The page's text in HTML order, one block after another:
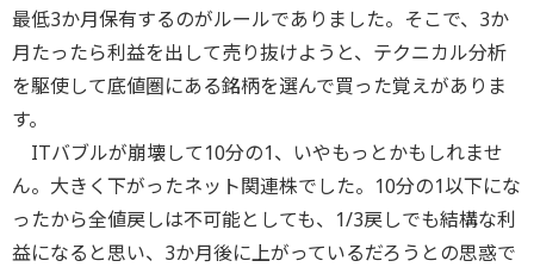
最低3か月保有するのがルールでありました。そこで、3か
月たったら利益を出して売り抜けようと、テクニカル分析
を駆使して底値圏にある銘柄を選んで買った覚えがありま
す。
ITバブルが崩壊して10分の1、いやもっとかもしれませ
ん。大きく下がったネット関連株でした。10分の1以下にな
ったから全値戻しは不可能としても、1/3戻しでも結構な利
益になると思い、3か月後に上がっているだろうとの思惑で